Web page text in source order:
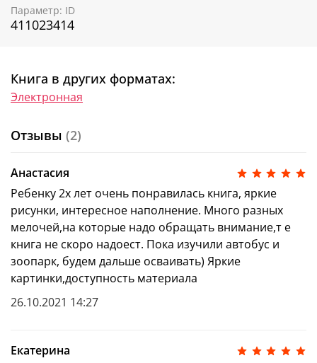
Параметр: ID
411023414
Книга в других форматах:
Электронная
Отзывы (2)
Анастасия
Ребенку 2х лет очень понравилась книга, яркие
рисунки, интересное наполнение. Много разных
мелочей,на которые надо обращать внимание,т е
книга не скоро надоест. Пока изучили автобус и
зоопарк, будем дальше осваивать) Яркие
картинки,доступность материала
26.10.2021 14:27
Екатерина